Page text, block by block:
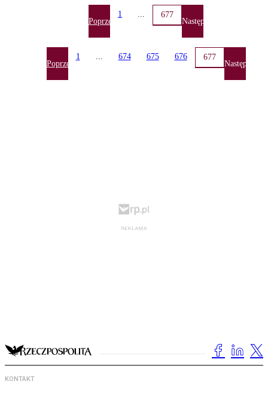
Poprzednia
1 ... 677
Następna
Poprzednia
1 ... 674 675 676 677
Następna
KONTAKT